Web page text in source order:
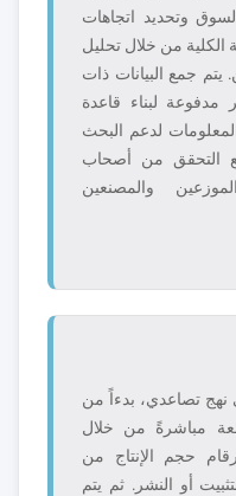
وتحديد اتجاهات
الكلية من خلال تحليل
يتم جمع البيانات ذات
لبناء قاعدة
لدعم البحث
التحقق من أصحاب
والمصنعين
نهج تصاعدي، بدءاً من
مباشرةً من خلال
حجم الإنتاج من
أو النشر. ثم يتم